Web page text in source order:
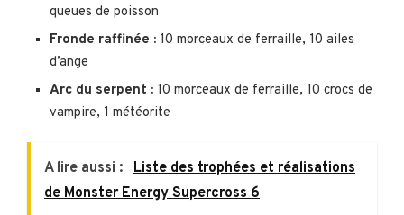
queues de poisson
Fronde raffinée : 10 morceaux de ferraille, 10 ailes
d’ange
Arc du serpent : 10 morceaux de ferraille, 10 crocs de
vampire, 1 météorite
A lire aussi :
Liste des trophées et réalisations
de Monster Energy Supercross 6